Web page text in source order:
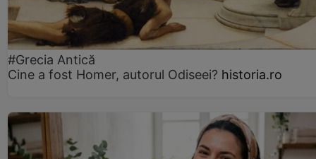
#Grecia Antică
Cine a fost Homer, autorul Odiseei? historia.ro